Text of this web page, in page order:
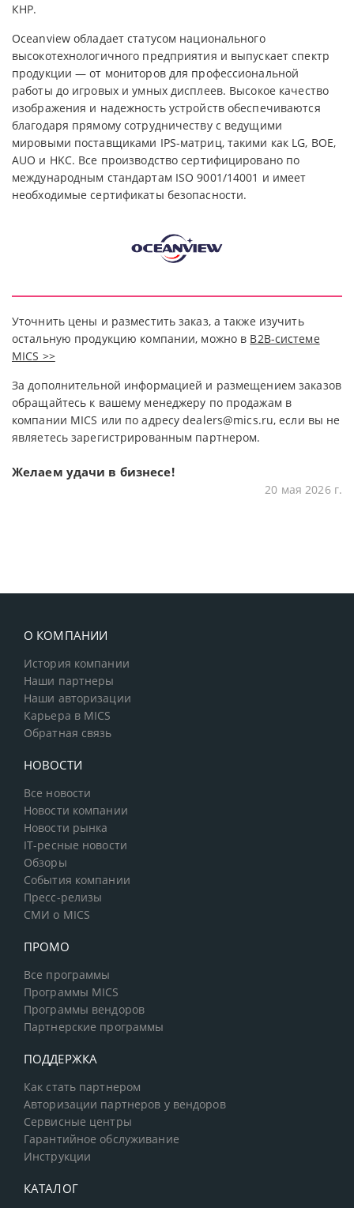
КНР.
Oceanview обладает статусом национального
высокотехнологичного предприятия и выпускает спектр
продукции — от мониторов для профессиональной
работы до игровых и умных дисплеев. Высокое качество
изображения и надежность устройств обеспечиваются
благодаря прямому сотрудничеству с ведущими
мировыми поставщиками IPS-матриц, такими как LG, BOE,
AUO и HKC. Все производство сертифицировано по
международным стандартам ISO 9001/14001 и имеет
необходимые сертификаты безопасности.
Уточнить цены и разместить заказ, а также изучить
остальную продукцию компании, можно в В2В-системе
MICS >>
За дополнительной информацией и размещением заказов
обращайтесь к вашему менеджеру по продажам в
компании MICS или по адресуdealers@mics.ru, если вы не
являетесь зарегистрированным партнером.
Желаем удачи в бизнесе!
20 мая 2026 г.
О КОМПАНИИ
История компании
Наши партнеры
Наши авторизации
Карьера в MICS
Обратная связь
НОВОСТИ
Все новости
Новости компании
Новости рынка
IT-ресные новости
Обзоры
События компании
Пресс-релизы
СМИ о MICS
ПРОМО
Все программы
Программы MICS
Программы вендоров
Партнерские программы
ПОДДЕРЖКА
Как стать партнером
Авторизации партнеров у вендоров
Сервисные центры
Гарантийное обслуживание
Инструкции
КАТАЛОГ